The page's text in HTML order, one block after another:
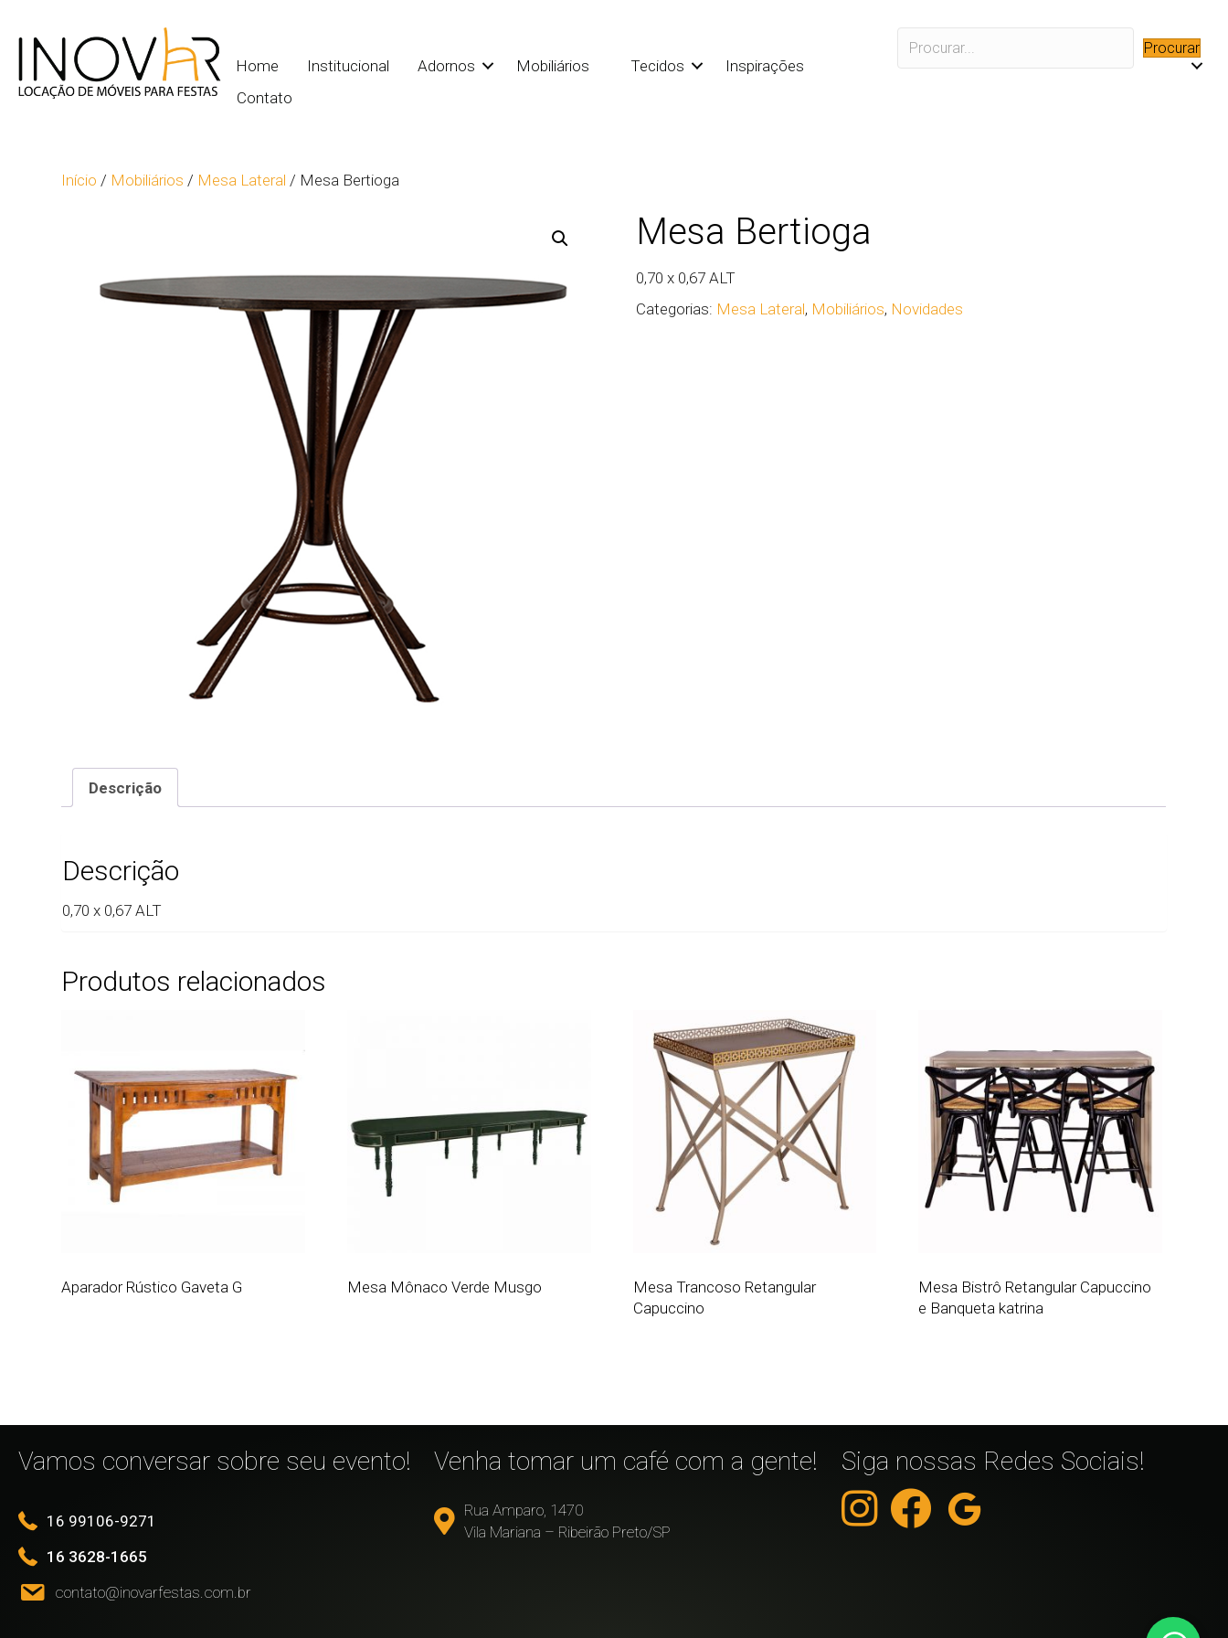
Home Institucional Adornos Mobiliários Tecidos
Inspirações
Contato
Procurar
Início / Mobiliários / Mesa Lateral / Mesa Bertioga
Mesa Bertioga
0,70 x 0,67 ALT
Categorias: Mesa Lateral, Mobiliários, Novidades
Descrição
Descrição
0,70 x 0,67 ALT
Produtos relacionados
Aparador Rústico Gaveta G Mesa Mônaco Verde Musgo
Mesa Trancoso Retangular
Capuccino
Mesa Bistrô Retangular Capuccino
e Banqueta katrina
Vamos conversar sobre seu evento!
16 99106-9271
16 3628-1665
contato@inovarfestas.com.br
Venha tomar um café com a gente!
Rua Amparo, 1470
Vila Mariana – Ribeirão Preto/SP
Siga nossas Redes Sociais!